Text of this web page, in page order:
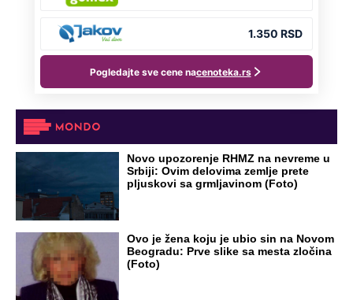
DRAMA ZBOG LJUBAVNE PRIČE
Zbog svadbe trudne Srpkinje i Albanca
proradio nacionalizam! Popljuvali ih samo